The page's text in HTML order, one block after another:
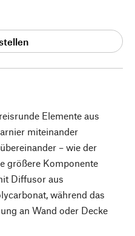
Elemente aus
miteinander
– wie der
größere Komponente
Diffusor aus
während das
an Wand oder Decke